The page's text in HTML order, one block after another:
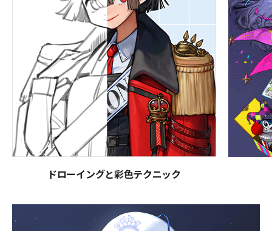
ドローイングと彩色テクニック